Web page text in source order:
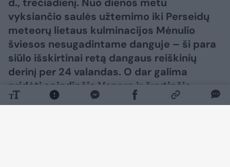
d., trečiadienį. Nuo dienos metu
vyksiančio saulės užtemimo iki Perseidų
meteorų lietaus kulminacijos Mėnulio
šviesos nesugadintame danguje – ši para
siūlo išskirtinai retą dangaus reiškinių
derinį per 24 valandas. O dar galima
pridėti spindinčią Venerą ir švytinčią
Paukščių Tako juostą po saulėlydžio – ir